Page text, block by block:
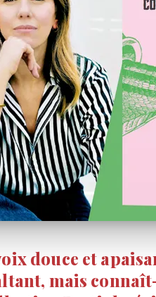
douce et
mais